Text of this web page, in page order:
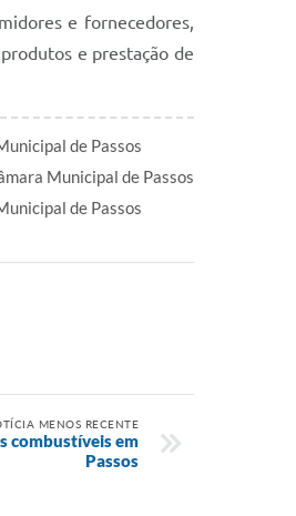
e fornecedores,
e prestação de
de Passos
Municipal de Passos
de Passos
MENOS RECENTE
combustíveis em
Passos